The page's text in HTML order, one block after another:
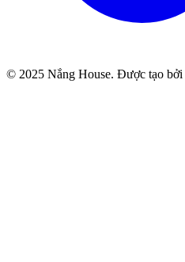
© 2025 Nắng House. Được tạo bởi